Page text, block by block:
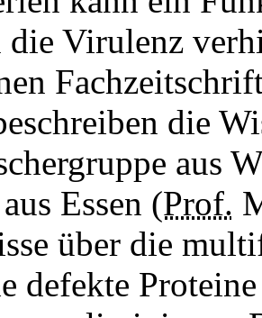
die Virulenz
die
aus
Essen (Prof.
über die
defekte